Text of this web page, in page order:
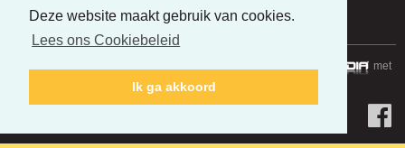
Deze website maakt gebruik van cookies.
Lees ons Cookiebeleid
Ik ga akkoord
Nieuwe parfums zoeken
met